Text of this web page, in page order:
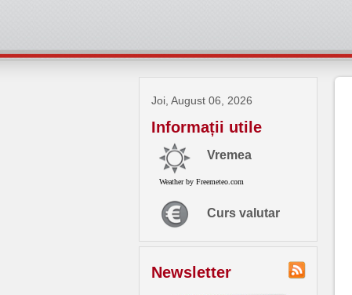
Joi, August 06, 2026
Informații utile
Vremea
Weather by Freemeteo.com
Curs valutar
Newsletter